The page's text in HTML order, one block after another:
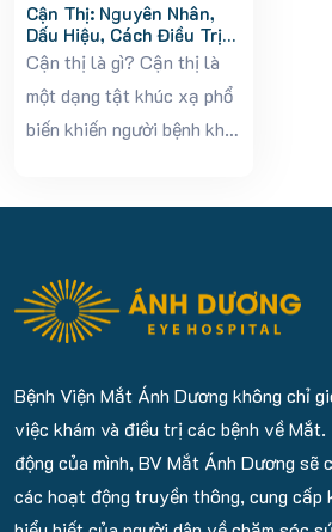
Cận Thị: Nguyên Nhân,
Dấu Hiệu, Cách Điều Trị
Và Phòng Ngừa Hiệu Quả
Cận thị là gì? Cận thị là
một dạng tật khúc xạ phổ
biến khiến người bệnh khó
Bệnh Viện Mắt Ánh Dương không chỉ
việc khám và điều trị các bệnh về
động của mình, BV Mắt Ánh Dương sẽ
các hoạt động truyền thông, cung cấp